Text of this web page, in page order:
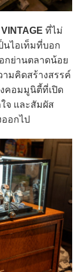
ที่ไม่
นไอเท็มที่บอก
กย่านตลาดน้อย
ามคิดสร้างสรรค์
คอมมูนิตี้ที่เปิด
จ และสัมผัส
อกไป